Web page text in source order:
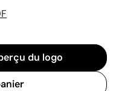
du logo